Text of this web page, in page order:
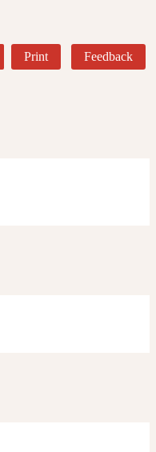
Print Feedback